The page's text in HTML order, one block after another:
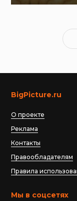
BigPicture.ru
О проекте
Реклама
Контакты
Правообладателям
Правила
Мы в соцсетях